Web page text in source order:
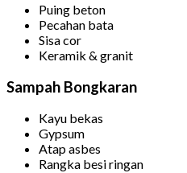
Puing beton
Pecahan bata
Sisa cor
Keramik & granit
Sampah Bongkaran
Kayu bekas
Gypsum
Atap asbes
Rangka besi ringan